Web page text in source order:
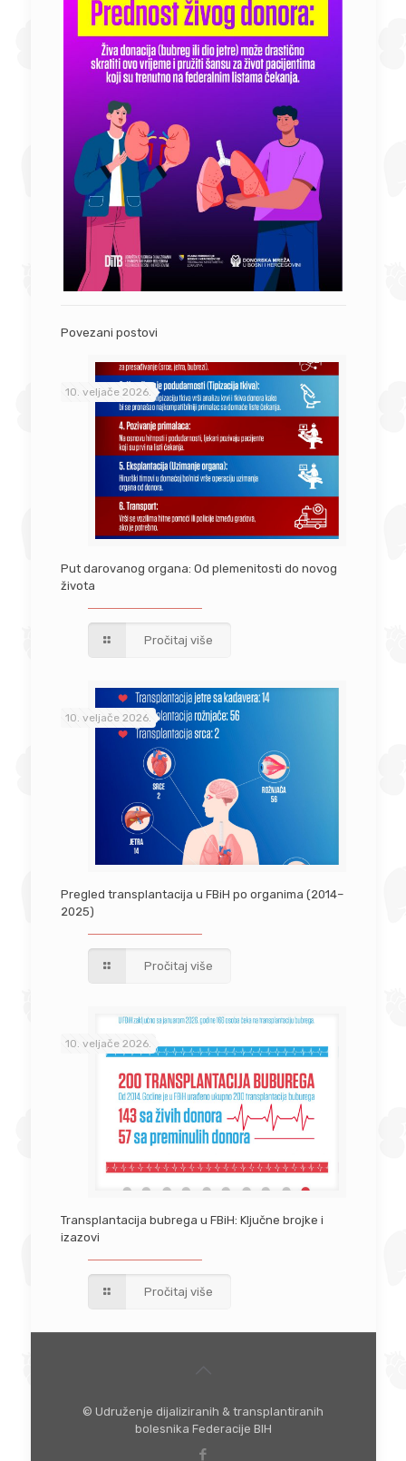
Povezani postovi
10. veljače 2026.
Put darovanog organa: Od plemenitosti do novog
života
Pročitaj više
10. veljače 2026.
Pregled transplantacija u FBiH po organima (2014–
2025)
Pročitaj više
10. veljače 2026.
Transplantacija bubrega u FBiH: Ključne brojke i
izazovi
Pročitaj više
© Udruženje dijaliziranih & transplantiranih
bolesnika Federacije BIH